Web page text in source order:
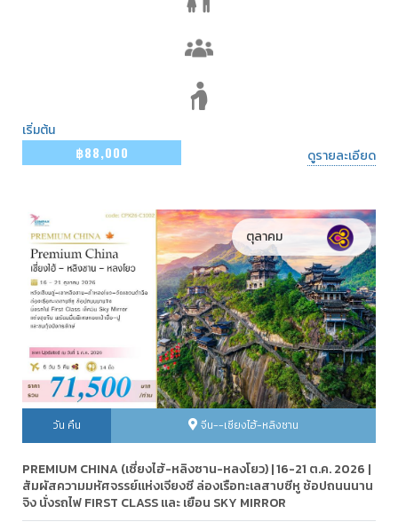
เริ่มต้น
฿88,000
ดูรายละเอียด
ตุลาคม
วัน คืน จีน--เซียงไฮ้-หลิงซาน
PREMIUM CHINA (เซี่ยงไฮ้-หลิงซาน-หลงโยว) | 16-21 ต.ค. 2026 |
สัมผัสความมหัศจรรย์แห่งเจียงซี ล่องเรือทะเลสาบซีหู ช้อปถนนนาน
จิง นั่งรถไฟ FIRST CLASS และ เยือน SKY MIRROR